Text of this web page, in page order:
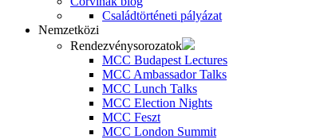
Családtörténeti pályázat
Nemzetközi
Rendezvénysorozatok
MCC Budapest Lectures
MCC Ambassador Talks
MCC Lunch Talks
MCC Election Nights
MCC Feszt
MCC London Summit